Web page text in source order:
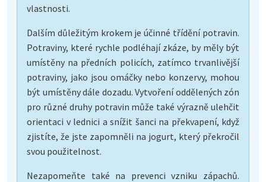
vlastnosti.
Dalším důležitým krokem je účinné třídění potravin.
Potraviny, které rychle podléhají zkáze, by měly být
umístěny na předních policích, zatímco trvanlivější
potraviny, jako jsou omáčky nebo konzervy, mohou
být umístěny dále dozadu. Vytvoření oddělených zón
pro různé druhy potravin může také výrazně ulehčit
orientaci v lednici a snížit šanci na překvapení, když
zjistíte, že jste zapomněli na jogurt, který překročil
svou použitelnost.
Nezapomeňte také na prevenci vzniku zápachů.